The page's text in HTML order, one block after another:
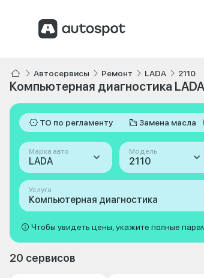
Автосервисы Ремонт LADA 2110
Компьютерная диагностика
ТО по регламенту Замена масла
Марка авто
LADA
Модель
2110
Услуга
Компьютерная диагностика
Чтобы увидеть цены, укажите полные
20 сервисов